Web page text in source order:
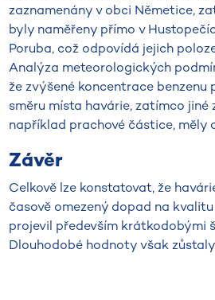
zaznamenány v obci Němetice,
byly naměřeny přímo v
Poruba, což odpovídá jejich
Analýza meteorologických
že zvýšené koncentrace benzenu
směru místa havárie, zatímco
například prachové částice, měly
Závěr
Celkově lze konstatovat, že
časově omezený dopad na
projevil především krátkodobými
Dlouhodobé hodnoty však